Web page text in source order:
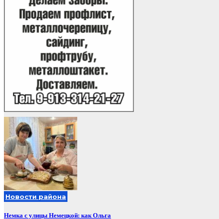
Новости района
Немка с улицы Немецкой: как Ольга